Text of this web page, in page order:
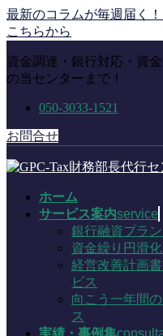
コ
ン
ン
ツ
動
ナ
ビ
ー
シ
に
移
動
最新のコラムが毎週届く
こちらから
資金調達・銀行対応・資
の当センターまで！
050-3033-1521
お問合せ
ホーム
サービス案内service
銀行融資プラ
資金繰り円滑
経営改善計画
ビス
向こう一年間
ス
実績・事例集